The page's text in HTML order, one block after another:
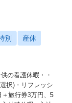
別 産休
の看護休暇・・
択)・リフレッシ
旅行券3万円、5